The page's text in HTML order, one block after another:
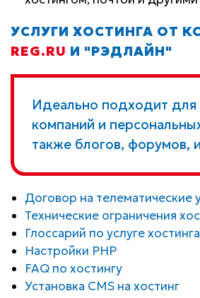
УСЛУГИ ХОСТИНГА ОТ
REG.RU И "РЭДЛАЙН"
Идеально подходит для
компаний и
также блогов, форумов,
Договор на телематические
Технические ограничения
Глоссарий по услуге хостинга
Настройки PHP
FAQ по хостингу
Установка CMS на хостинг